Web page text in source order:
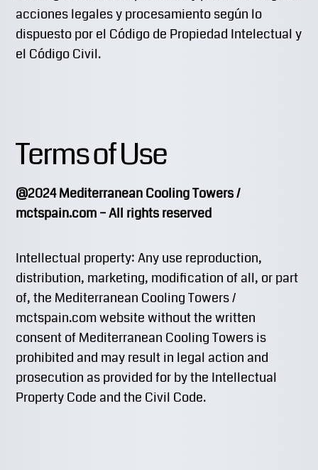
acciones legales y procesamiento según lo
dispuesto por el Código de Propiedad Intelectual y
el Código Civil.
Terms of Use
@2024 Mediterranean Cooling Towers /
mctspain.com – All rights reserved
Intellectual property: Any use reproduction,
distribution, marketing, modification of all, or part
of, the Mediterranean Cooling Towers /
mctspain.com website without the written
consent of Mediterranean Cooling Towers is
prohibited and may result in legal action and
prosecution as provided for by the Intellectual
Property Code and the Civil Code.